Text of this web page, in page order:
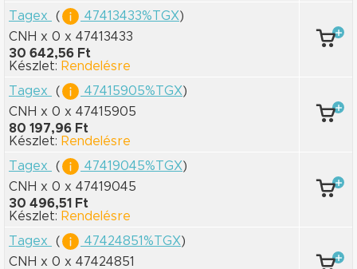
Tagex
( 47413433%TGX)
CNH x 0 x 47413433
30 642,56 Ft
Készlet: Rendelésre
Tagex
( 47415905%TGX)
CNH x 0 x 47415905
80 197,96 Ft
Készlet: Rendelésre
Tagex
( 47419045%TGX)
CNH x 0 x 47419045
30 496,51 Ft
Készlet: Rendelésre
Tagex
( 47424851%TGX)
CNH x 0 x 47424851